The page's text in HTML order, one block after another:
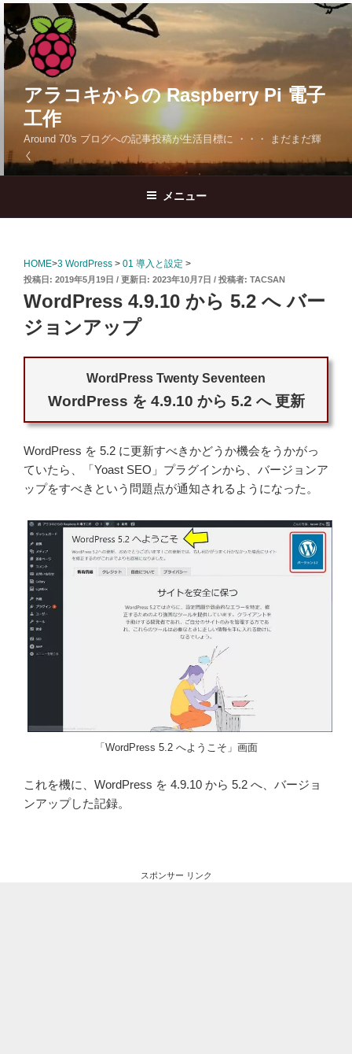
コ
ン
テ
ン
へ
ッ
プ
アラコキからの Raspberry Pi 電子
工作
Around 70's ブログへの記事投稿が生活目標に ・・・ まだまだ輝
く
メニュー
HOME>3 WordPress > 01 導入と設定 >
投
稿
日:
2019年5月19日 2023年10月7日 投稿者: TACSAN
WordPress 4.9.10 から 5.2 へ バー
ジョンアップ
WordPress Twenty Seventeen
WordPress を 4.9.10 から 5.2 へ 更新
WordPress を 5.2 に更新すべきかどうか機会をうかがっ
ていたら、「Yoast SEO」プラグインから、バージョンア
ップをすべきという問題点が通知されるようになった。
「WordPress 5.2 へようこそ」画面
これを機に、WordPress を 4.9.10 から 5.2 へ、バージョ
ンアップした記録。
スポンサー リンク